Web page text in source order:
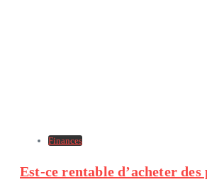
Finances
Est-ce rentable d’acheter des